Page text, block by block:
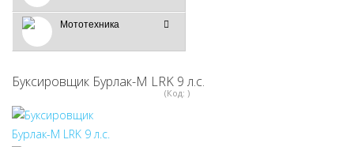
Мототехника
Буксировщик Бурлак-М LRK 9 л.с.
(Код: )